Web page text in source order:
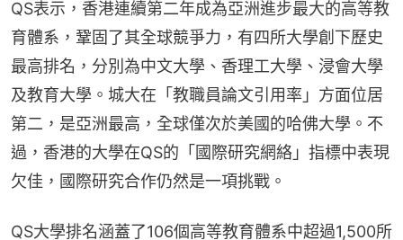
QS表示，香港連續第二年成為亞洲進步最大的高等教
育體系，鞏固了其全球競爭力，有四所大學創下歷史
最高排名，分別為中文大學、香理工大學、浸會大學
及教育大學。城大在「教職員論文引用率」方面位居
第二，是亞洲最高，全球僅次於美國的哈佛大學。不
過，香港的大學在QS的「國際研究網絡」指標中表現
欠佳，國際研究合作仍然是一項挑戰。
QS大學排名涵蓋了106個高等教育體系中超過1,500所